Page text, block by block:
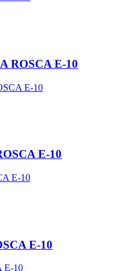
ROSCA E-10
E-10
E-10